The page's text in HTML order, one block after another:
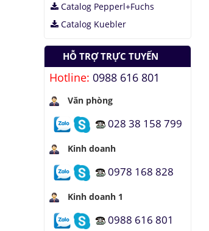
Catalog Pepperl+Fuchs
Catalog Kuebler
HỖ TRỢ TRỰC TUYẾN
Hotline: 0988 616 801
Văn phòng
028 38 158 799
Kinh doanh
0978 168 828
Kinh doanh 1
0988 616 801